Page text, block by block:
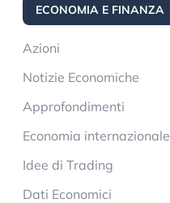
ECONOMIA E FINANZA
Azioni
Notizie Economiche
Approfondimenti
Economia internazionale
Idee di Trading
Dati Economici